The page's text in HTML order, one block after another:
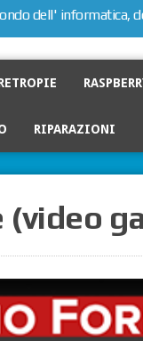
dell' informatica,
RIPARAZIONI